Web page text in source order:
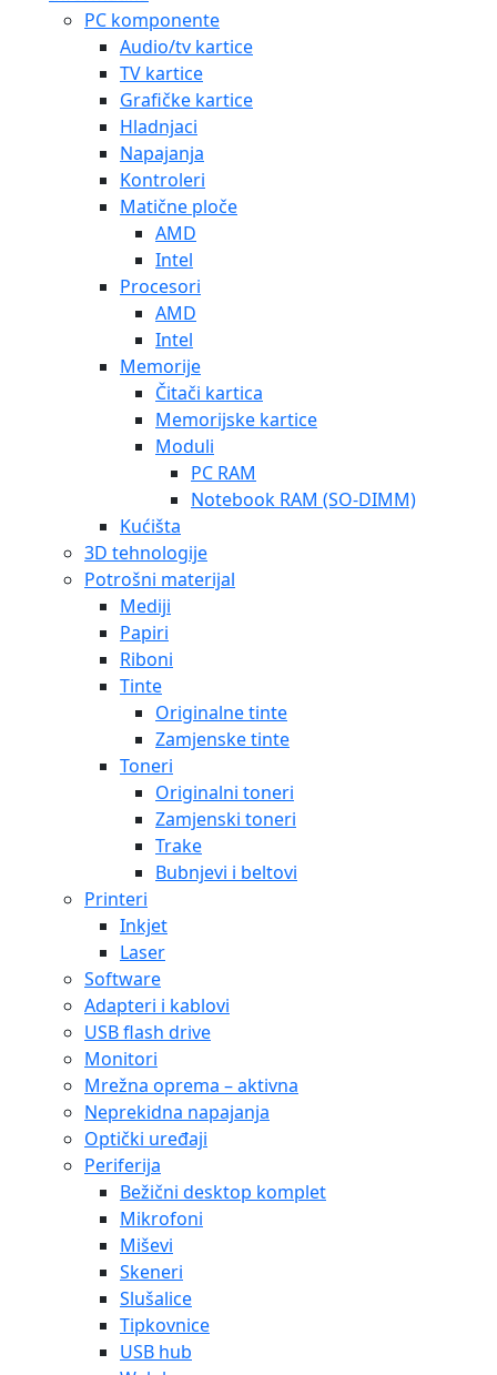
Moduli
PC RAM
Notebook RAM (SO-DIMM)
Kućišta
3D tehnologije
Potrošni materijal
Mediji
Papiri
Riboni
Tinte
Originalne tinte
Zamjenske tinte
Toneri
Originalni toneri
Zamjenski toneri
Trake
Bubnjevi i beltovi
Laser
Software
Adapteri i kablovi
USB flash drive
Monitori
Mrežna oprema – aktivna
Neprekidna napajanja
Optički uređaji
Periferija
Bežični desktop komplet
Mikrofoni
Miševi
Skeneri
Slušalice
Tipkovnice
USB hub
Web kamere
Zvučnici
Prezenteri
Pohrana podataka
Diskovi
Dodaci
HDD
HDD 3.5″
HDD Externi
SSD
SSD M.2 SATA
SSD externi
Storage